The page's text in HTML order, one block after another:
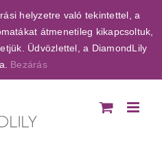
helyzetre való tekintettel, a
átmenetileg kikapcsoltuk,
Üdvözlettel, a DiamondLily
Bezárás